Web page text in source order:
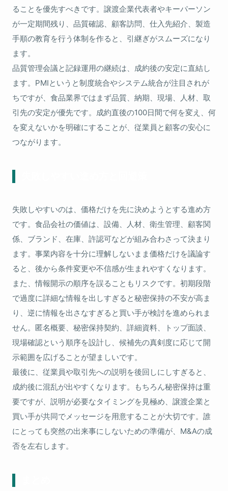
ることを優先すべきです。譲渡企業代表者やキーパーソン
が一定期間残り、品質確認、顧客訪問、仕入先紹介、製造
手順の教育を行う体制を作ると、引継ぎがスムーズになり
ます。
品質管理会議と記録運用の継続は、成約後の安定に直結し
ます。PMIというと制度統合やシステム統合が注目されが
ちですが、食品業界ではまず品質、納期、現場、人材、取
引先の安定が優先です。成約直後の100日間で何を変え、何
を変えないかを明確にすることが、従業員と顧客の安心に
つながります。
失敗しやすいのは、価格だけを先に決めようとする進め方
です。食品会社の価値は、設備、人材、衛生管理、顧客関
係、ブランド、在庫、許認可などが組み合わさって決まり
ます。事業内容を十分に理解しないまま価格だけを議論す
ると、後から条件変更や不信感が生まれやすくなります。
また、情報開示の順序を誤ることもリスクです。初期段階
で過度に詳細な情報を出しすぎると秘密保持の不安が高ま
り、逆に情報を出さなすぎると買い手が検討を進められま
せん。匿名概要、秘密保持契約、詳細資料、トップ面談、
現場確認という順序を設計し、候補先の真剣度に応じて開
示範囲を広げることが望ましいです。
最後に、従業員や取引先への説明を後回しにしすぎると、
成約後に混乱が出やすくなります。もちろん秘密保持は重
要ですが、説明が必要なタイミングを見極め、譲渡企業と
買い手が共同でメッセージを用意することが大切です。誰
にとっても突然の出来事にしないための準備が、M&Aの成
否を左右します。